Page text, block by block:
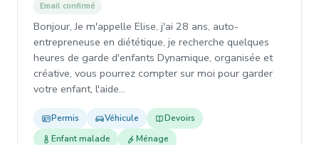
Email confirmé
Bonjour, Je m'appelle Elise, j'ai 28 ans, auto-
entrepreneuse en diététique, je recherche quelques
heures de garde d'enfants Dynamique, organisée et
créative, vous pourrez compter sur moi pour garder
votre enfant, l'aide…
Permis Véhicule
Devoirs
Enfant malade
Ménage